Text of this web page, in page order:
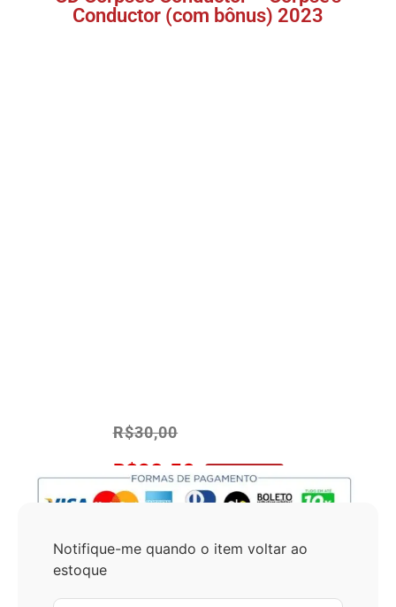
Conductor (com bônus) 2023
R$30,00
R$28,50 No Pix 5% OFF
Notifique-me quando o item voltar ao
estoque